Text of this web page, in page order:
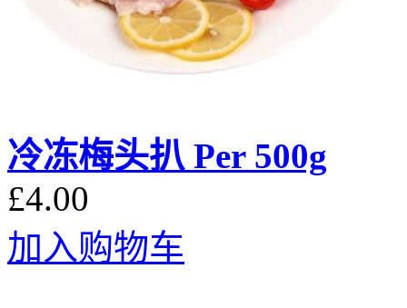
冷冻梅头扒 Per 500g
£4.00
加入购物车